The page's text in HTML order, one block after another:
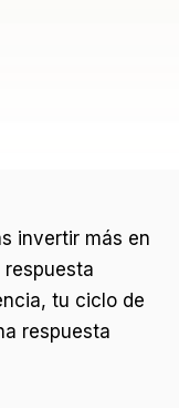
invertir más en
tu ciclo de
respuesta